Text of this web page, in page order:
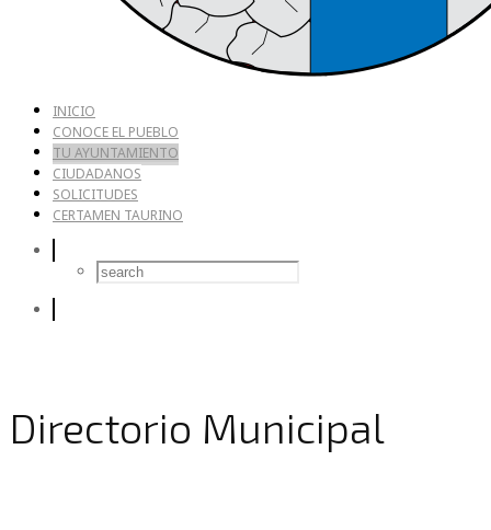
INICIO
CONOCE EL PUEBLO
TU AYUNTAMIENTO
CIUDADANOS
SOLICITUDES
CERTAMEN TAURINO
Directorio Municipal